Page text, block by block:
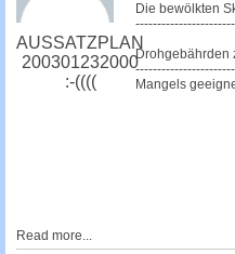
AUSSATZPLAN
200301232000
:-((((
Die bewölkten
Drohgebährden
Mangels
Read more...